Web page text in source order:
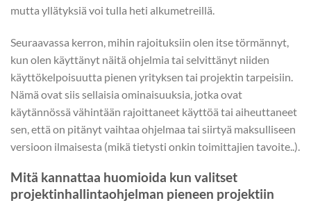
mutta yllätyksiä voi tulla heti alkumetreillä.
Seuraavassa kerron, mihin rajoituksiin olen itse törmännyt,
kun olen käyttänyt näitä ohjelmia tai selvittänyt niiden
käyttökelpoisuutta pienen yrityksen tai projektin tarpeisiin.
Nämä ovat siis sellaisia ominaisuuksia, jotka ovat
käytännössä vähintään rajoittaneet käyttöä tai aiheuttaneet
sen, että on pitänyt vaihtaa ohjelmaa tai siirtyä maksulliseen
versioon ilmaisesta (mikä tietysti onkin toimittajien tavoite..).
Mitä kannattaa huomioida kun valitset
projektinhallintaohjelman pieneen projektiin